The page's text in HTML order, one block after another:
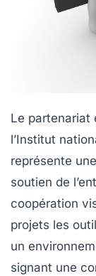
Le partenariat
l’Institut
représente
soutien de
coopération
projets les
un
signant une